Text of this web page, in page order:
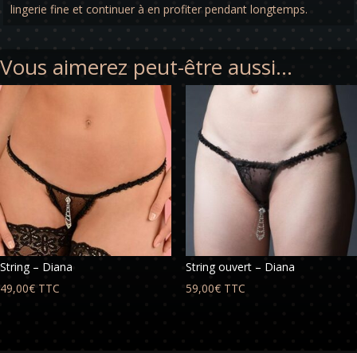
lingerie fine et continuer à en profiter pendant longtemps.
Vous aimerez peut-être aussi…
String – Diana
49,00€ TTC
String ouvert – Diana
59,00€ TTC